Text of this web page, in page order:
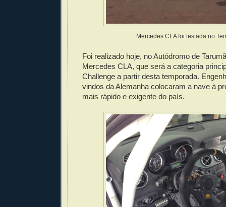
Mercedes CLA foi testada no
Foi realizado hoje, no Autódromo de
Mercedes CLA, que será a categoria
Challenge a partir desta temporada.
vindos da Alemanha colocaram a nave à
mais rápido e exigente do país.